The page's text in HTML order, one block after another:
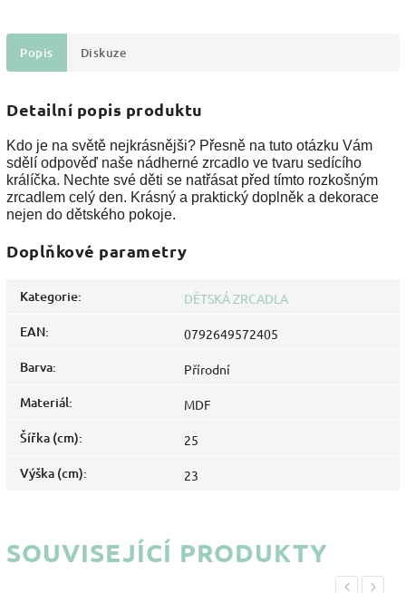
Popis Diskuze
Detailní popis produktu
Kdo je na světě nejkrásnějši? Přesně na tuto otázku Vám
sdělí odpověď naše nádherné zrcadlo ve tvaru sedícího
králíčka. Nechte své děti se natřásat před tímto rozkošným
zrcadlem celý den. Krásný a praktický doplněk a dekorace
nejen do dětského pokoje.
Doplňkové parametry
Kategorie: DĚTSKÁ ZRCADLA
EAN: 0792649572405
Barva: Přírodní
Materiál: MDF
Šířka (cm): 25
Výška (cm): 23
SOUVISEJÍCÍ PRODUKTY
Previous
Next